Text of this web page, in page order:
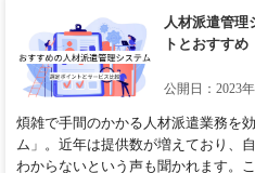
人材派遣管理
トとおすす
公開日：2023
煩雑で手間のかかる人材派遣業務を
ム」。近年は提供数が増えており、
わからないという声も聞かれます。